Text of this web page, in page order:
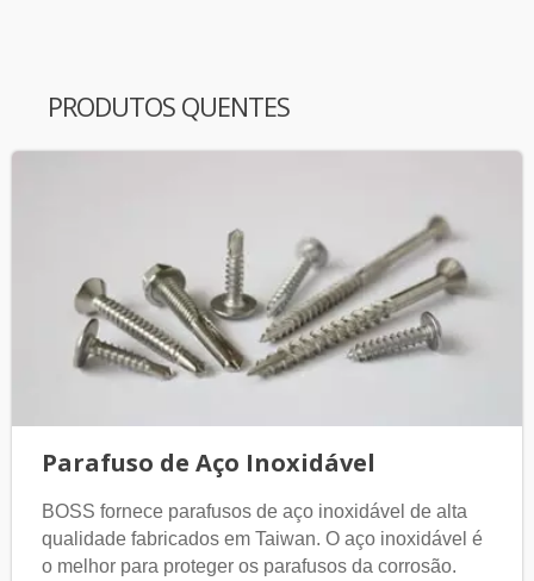
PRODUTOS QUENTES
Parafuso de Aço Inoxidável
BOSS fornece parafusos de aço inoxidável de alta
qualidade fabricados em Taiwan. O aço inoxidável é
o melhor para proteger os parafusos da corrosão.